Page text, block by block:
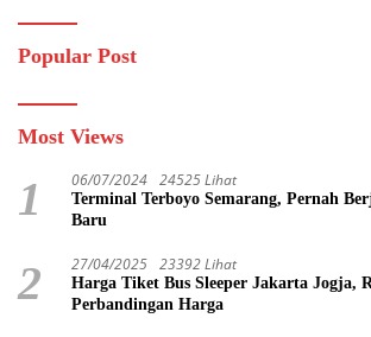
Popular Post
Most Views
1 06/07/2024 24525 Lihat
Terminal Terboyo Semarang, Pernah
Baru
2 27/04/2025 23392 Lihat
Harga Tiket Bus Sleeper Jakarta Jogja,
Perbandingan Harga